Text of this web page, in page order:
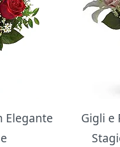
Elegante
Gigli e